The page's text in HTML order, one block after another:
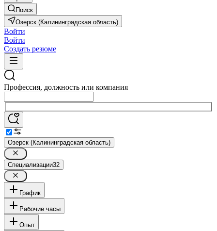
Поиск
Озерск (Калининградская область)
Войти
Войти
Создать резюме
Профессия, должность или компания
Озерск (Калининградская область)
Специализации32
График
Рабочие часы
Опыт